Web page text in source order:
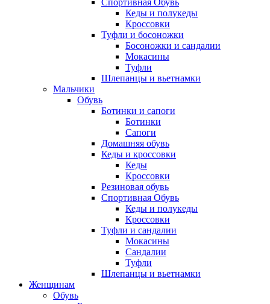
Спортивная Обувь
Кеды и полукеды
Кроссовки
Туфли и босоножки
Босоножки и сандалии
Мокасины
Туфли
Шлепанцы и вьетнамки
Мальчики
Обувь
Ботинки и сапоги
Ботинки
Сапоги
Домашняя обувь
Кеды и кроссовки
Кеды
Кроссовки
Резиновая обувь
Спортивная Обувь
Кеды и полукеды
Кроссовки
Туфли и сандалии
Мокасины
Сандалии
Туфли
Шлепанцы и вьетнамки
Женщинам
Обувь